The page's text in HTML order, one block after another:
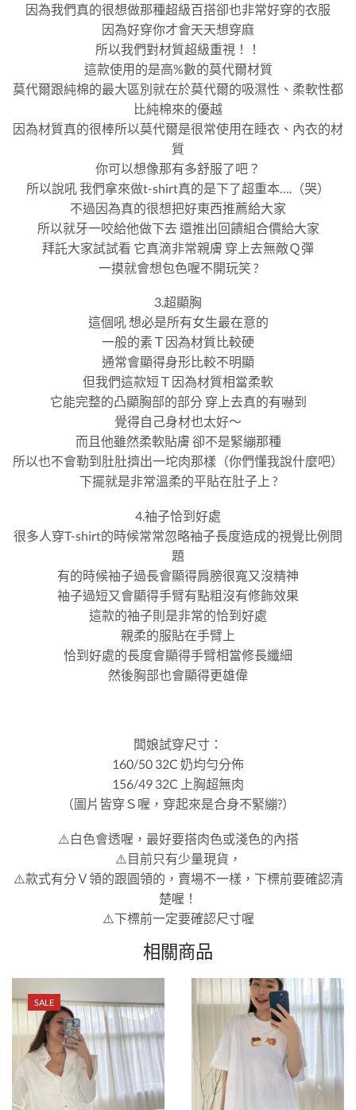
因為我們真的很想做那種超級百搭卻也非常好穿的衣服
因為好穿你才會天天想穿麻
所以我們對材質超級重視！！
這款使用的是高%數的莫代爾材質
莫代爾跟純棉的最大區別就在於莫代爾的吸濕性、柔軟性都
比純棉來的優越
因為材質真的很棒所以莫代爾是很常使用在睡衣、內衣的材
質
你可以想像那有多舒服了吧？
所以說吼 我們拿來做t-shirt真的是下了超重本….（哭）
不過因為真的很想把好東西推薦給大家
所以就牙一咬給他做下去 還推出回饋組合價給大家
拜託大家試試看 它真滴非常親膚 穿上去無敵Ｑ彈
一摸就會想包色喔不開玩笑 ?
3.超顯胸
這個吼 想必是所有女生最在意的
一般的素Ｔ因為材質比較硬
通常會顯得身形比較不明顯
但我們這款短Ｔ因為材質相當柔軟
它能完整的凸顯胸部的部分 穿上去真的有嚇到
覺得自己身材也太好～
而且他雖然柔軟貼膚 卻不是緊繃那種
所以也不會勒到肚肚擠出一坨肉那樣（你們懂我說什麼吧）
下擺就是非常溫柔的平貼在肚子上 ?
4.袖子恰到好處
很多人穿T-shirt的時候常常忽略袖子長度造成的視覺比例問
題
有的時候袖子過長會顯得肩膀很寬又沒精神
袖子過短又會顯得手臂有點粗沒有修飾效果
這款的袖子則是非常的恰到好處
親柔的服貼在手臂上
恰到好處的長度會顯得手臂相當修長纖細
然後胸部也會顯得更雄偉
闆娘試穿尺寸：
160/50 32C 奶均勻分佈
156/49 32C 上胸超無肉
（圖片皆穿Ｓ喔，穿起來是合身不緊繃?）
⚠️白色會透喔，最好要搭肉色或淺色的內搭
⚠️目前只有少量現貨，
⚠️款式有分Ｖ領的跟圓領的，賣場不一樣，下標前要確認清
楚喔！
⚠️下標前一定要確認尺寸喔
相關商品
SALE